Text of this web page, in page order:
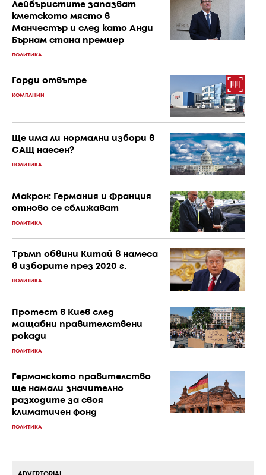
Лейбъристите запазват
кметското място в
Манчестър и след като Анди
Бърнам стана премиер
ПОЛИТИКА
Горди отвътре
КОМПАНИИ
Ще има ли нормални избори в
САЩ наесен?
ПОЛИТИКА
Макрон: Германия и Франция
отново се сближават
ПОЛИТИКА
Тръмп обвини Китай в намеса
в изборите през 2020 г.
ПОЛИТИКА
Протест в Киев след
мащабни правителствени
рокади
ПОЛИТИКА
Германското правителство
ще намали значително
разходите за своя
климатичен фонд
ПОЛИТИКА